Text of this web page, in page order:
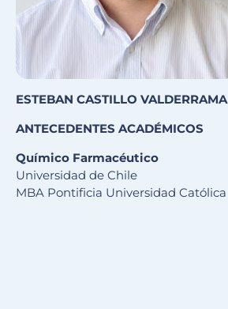
ESTEBAN CASTILLO VALDERRAMA
ANTECEDENTES ACADÉMICOS
Químico Farmacéutico
Universidad de Chile
MBA Pontificia Universidad Católica